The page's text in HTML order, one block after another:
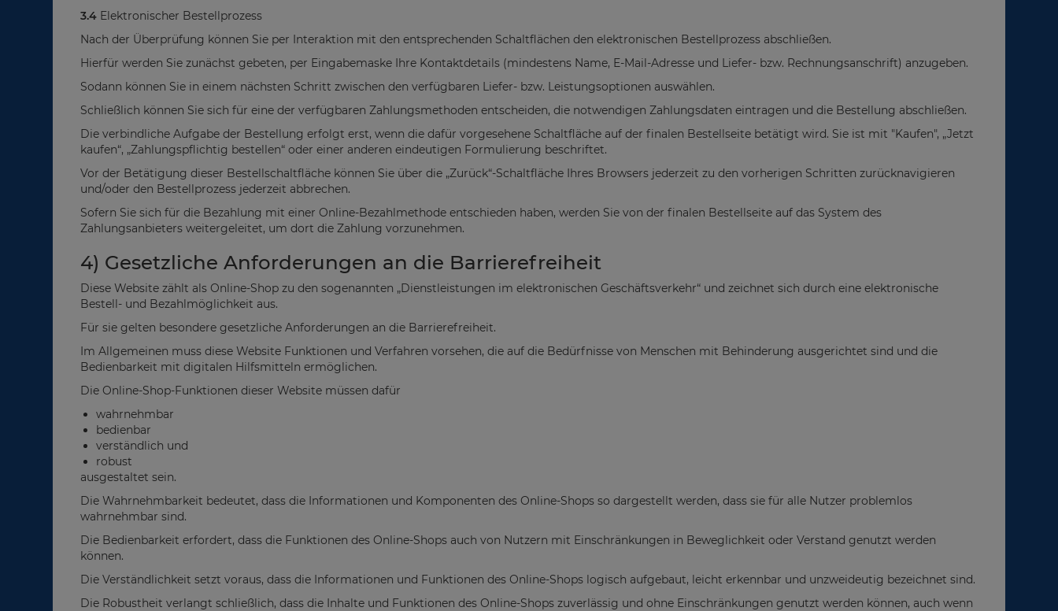
3.4 Elektronischer Bestellprozess
Nach der Überprüfung können Sie per Interaktion mit den entsprechenden Schaltflächen den elektronischen Bestellprozess abschließen.
Hierfür werden Sie zunächst gebeten, per Eingabemaske Ihre Kontaktdetails (mindestens Name, E-Mail-Adresse und Liefer- bzw. Rechnungsanschrift) anzugeben.
Sodann können Sie in einem nächsten Schritt zwischen den verfügbaren Liefer- bzw. Leistungsoptionen auswählen.
Schließlich können Sie sich für eine der verfügbaren Zahlungsmethoden entscheiden, die notwendigen Zahlungsdaten eintragen und die Bestellung abschließen.
Die verbindliche Aufgabe der Bestellung erfolgt erst, wenn die dafür vorgesehene Schaltfläche auf der finalen Bestellseite betätigt wird. Sie ist mit "Kaufen", „Jetzt
kaufen“, „Zahlungspflichtig bestellen“ oder einer anderen eindeutigen Formulierung beschriftet.
Vor der Betätigung dieser Bestellschaltfläche können Sie über die „Zurück“-Schaltfläche Ihres Browsers jederzeit zu den vorherigen Schritten zurücknavigieren
und/oder den Bestellprozess jederzeit abbrechen.
Sofern Sie sich für die Bezahlung mit einer Online-Bezahlmethode entschieden haben, werden Sie von der finalen Bestellseite auf das System des
Zahlungsanbieters weitergeleitet, um dort die Zahlung vorzunehmen.
4) Gesetzliche Anforderungen an die Barrierefreiheit
Diese Website zählt als Online-Shop zu den sogenannten „Dienstleistungen im elektronischen Geschäftsverkehr“ und zeichnet sich durch eine elektronische
Bestell- und Bezahlmöglichkeit aus.
Für sie gelten besondere gesetzliche Anforderungen an die Barrierefreiheit.
Im Allgemeinen muss diese Website Funktionen und Verfahren vorsehen, die auf die Bedürfnisse von Menschen mit Behinderung ausgerichtet sind und die
Bedienbarkeit mit digitalen Hilfsmitteln ermöglichen.
Die Online-Shop-Funktionen dieser Website müssen dafür
wahrnehmbar
bedienbar
verständlich und
robust
ausgestaltet sein.
Die Wahrnehmbarkeit bedeutet, dass die Informationen und Komponenten des Online-Shops so dargestellt werden, dass sie für alle Nutzer problemlos
wahrnehmbar sind.
Die Bedienbarkeit erfordert, dass die Funktionen des Online-Shops auch von Nutzern mit Einschränkungen in Beweglichkeit oder Verstand genutzt werden
können.
Die Verständlichkeit setzt voraus, dass die Informationen und Funktionen des Online-Shops logisch aufgebaut, leicht erkennbar und unzweideutig bezeichnet sind.
Die Robustheit verlangt schließlich, dass die Inhalte und Funktionen des Online-Shops zuverlässig und ohne Einschränkungen genutzt werden können, auch wenn